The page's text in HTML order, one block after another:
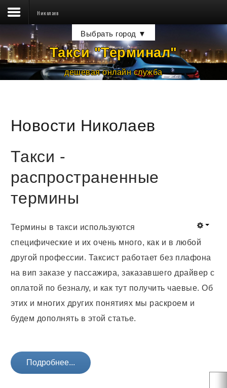
Такси ☎
Тарифы
Водителям
Пассажирам
Контакты
Николаев
Выбрать город ▼
Такси "Терминал"
дешевая онлайн служба
Новости Николаев
Такси -
распространенные
термины
Термины в такси используются
специфические и их очень много, как и в любой
другой профессии. Таксист работает без плафона
на вип заказе у пассажира, заказавшего драйвер с
оплатой по безналу, и как тут получить чаевые. Об
этих и многих других понятиях мы раскроем и
будем дополнять в этой статье.
Подробнее...